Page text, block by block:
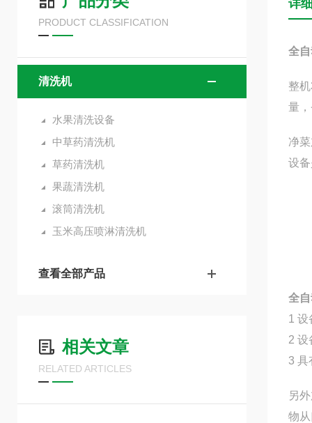
PRODUCT CLASSIFICATION
清洗机
水果清洗设备
中草药清洗机
草药清洗机
果蔬清洗机
滚筒清洗机
玉米高压喷淋清洗机
查看全部产品
相关文章
RELATED ARTICLES
详
全
整
量
净
设
全
1 设
2 设
3 具
另
物